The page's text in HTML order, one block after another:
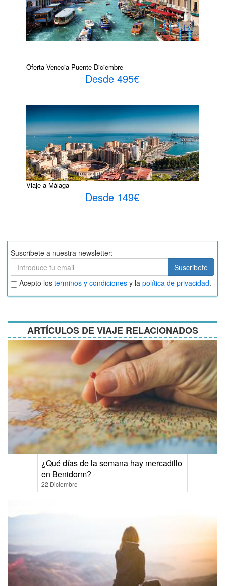
Oferta Venecia Puente Diciembre
Desde 495€
Viaje a Málaga
Desde 149€
Suscribete a nuestra newsletter:
Suscribete
Suscribete
Aceptar
términos
y
Acepto los terminos y condiciones y la política de privacidad.
ARTÍCULOS DE VIAJE RELACIONADOS
¿Qué días de la semana hay mercadillo
en Benidorm?
22 Diciembre